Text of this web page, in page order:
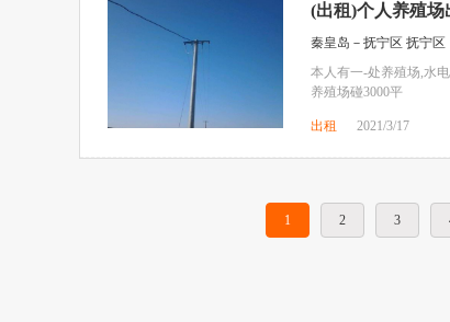
(出租)个人养殖场
秦皇岛－抚宁区 抚宁区
本人有一-处养殖场,水
养殖场碰3000平
出租 2021/3/17
1 2 3